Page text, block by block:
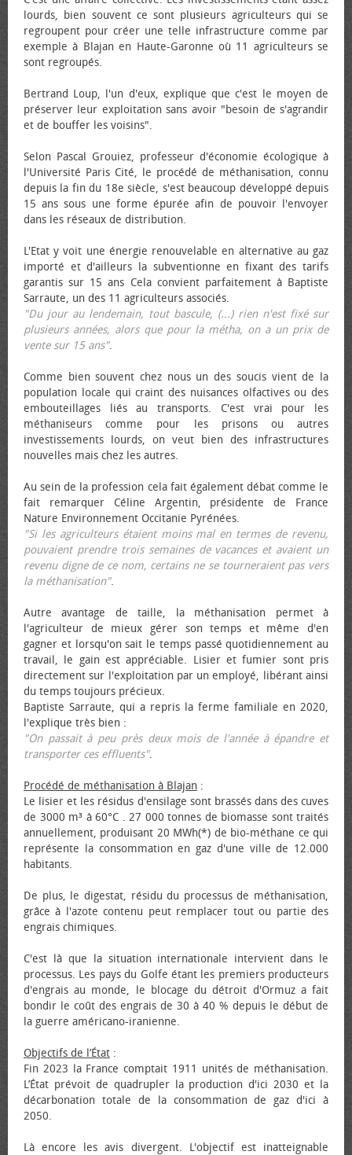
lourds, bien souvent ce sont plusieurs agriculteurs qui se
regroupent pour créer une telle infrastructure comme par
exemple à Blajan en Haute-Garonne où 11 agriculteurs se
sont regroupés.
Bertrand Loup, l'un d'eux, explique que c'est le moyen de
préserver leur exploitation sans avoir "besoin de s'agrandir
et de bouffer les voisins".
Selon Pascal Grouiez, professeur d'économie écologique à
l'Université Paris Cité, le procédé de méthanisation, connu
depuis la fin du 18e siècle, s'est beaucoup développé depuis
15 ans sous une forme épurée afin de pouvoir l'envoyer
dans les réseaux de distribution.
L'Etat y voit une énergie renouvelable en alternative au gaz
importé et d'ailleurs la subventionne en fixant des tarifs
garantis sur 15 ans Cela convient parfaitement à Baptiste
Sarraute, un des 11 agriculteurs associés.
"Du jour au lendemain, tout bascule, (...) rien n'est fixé sur
plusieurs années, alors que pour la métha, on a un prix de
vente sur 15 ans".
Comme bien souvent chez nous un des soucis vient de la
population locale qui craint des nuisances olfactives ou des
embouteillages liés au transports. C'est vrai pour les
méthaniseurs comme pour les prisons ou autres
investissements lourds, on veut bien des infrastructures
nouvelles mais chez les autres.
Au sein de la profession cela fait également débat comme le
fait remarquer Céline Argentin, présidente de France
Nature Environnement Occitanie Pyrénées.
"Si les agriculteurs étaient moins mal en termes de revenu,
pouvaient prendre trois semaines de vacances et avaient un
revenu digne de ce nom, certains ne se tourneraient pas vers
la méthanisation".
Autre avantage de taille, la méthanisation permet à
l'agriculteur de mieux gérer son temps et même d'en
gagner et lorsqu'on sait le temps passé quotidiennement au
travail, le gain est appréciable. Lisier et fumier sont pris
directement sur l'exploitation par un employé, libérant ainsi
du temps toujours précieux.
Baptiste Sarraute, qui a repris la ferme familiale en 2020,
l'explique très bien :
"On passait à peu près deux mois de l'année à épandre et
transporter ces effluents".
Procédé de méthanisation à Blajan :
Le lisier et les résidus d'ensilage sont brassés dans des cuves
de 3000 m³ à 60°C . 27 000 tonnes de biomasse sont traités
annuellement, produisant 20 MWh(*) de bio-méthane ce qui
représente la consommation en gaz d'une ville de 12.000
habitants.
De plus, le digestat, résidu du processus de méthanisation,
grâce à l'azote contenu peut remplacer tout ou partie des
engrais chimiques.
C'est là que la situation internationale intervient dans le
processus. Les pays du Golfe étant les premiers producteurs
d'engrais au monde, le blocage du détroit d'Ormuz a fait
bondir le coût des engrais de 30 à 40 % depuis le début de
la guerre américano-iranienne.
Objectifs de l’État :
Fin 2023 la France comptait 1911 unités de méthanisation.
L’État prévoit de quadrupler la production d'ici 2030 et la
décarbonation totale de la consommation de gaz d'ici à
2050.
Là encore les avis divergent. L'objectif est inatteignable